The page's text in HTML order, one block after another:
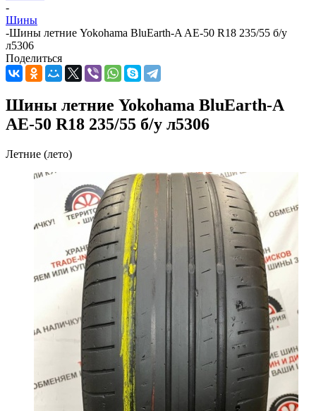
-
Шины
-Шины летние Yokohama BluEarth-A AE-50 R18 235/55 б/у
л5306
Поделиться
Шины летние Yokohama BluEarth-A
AE-50 R18 235/55 б/у л5306
Летние (лето)